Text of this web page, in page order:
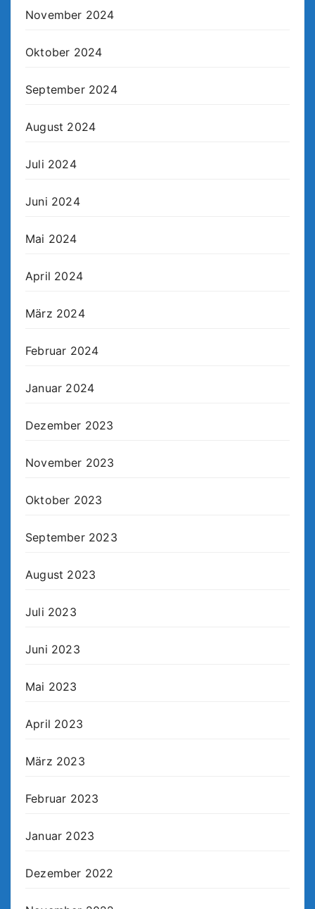
November 2024
Oktober 2024
September 2024
August 2024
Juli 2024
Juni 2024
Mai 2024
April 2024
März 2024
Februar 2024
Januar 2024
Dezember 2023
November 2023
Oktober 2023
September 2023
August 2023
Juli 2023
Juni 2023
Mai 2023
April 2023
März 2023
Februar 2023
Januar 2023
Dezember 2022